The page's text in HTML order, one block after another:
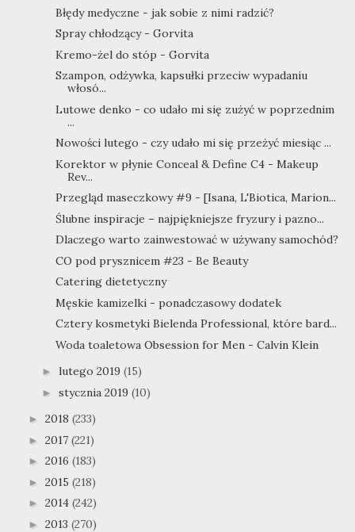
Błędy medyczne - jak sobie z nimi radzić?
Spray chłodzący - Gorvita
Kremo-żel do stóp - Gorvita
Szampon, odżywka, kapsułki przeciw wypadaniu
włosó...
Lutowe denko - co udało mi się zużyć w poprzednim
...
Nowości lutego - czy udało mi się przeżyć miesiąc ...
Korektor w płynie Conceal & Define C4 - Makeup
Rev...
Przegląd maseczkowy #9 - [Isana, L'Biotica, Marion...
Ślubne inspiracje – najpiękniejsze fryzury i pazno...
Dlaczego warto zainwestować w używany samochód?
CO pod prysznicem #23 - Be Beauty
Catering dietetyczny
Męskie kamizelki - ponadczasowy dodatek
Cztery kosmetyki Bielenda Professional, które bard...
Woda toaletowa Obsession for Men - Calvin Klein
► lutego 2019 (15)
► stycznia 2019 (10)
► 2018 (233)
► 2017 (221)
► 2016 (183)
► 2015 (218)
► 2014 (242)
► 2013 (270)